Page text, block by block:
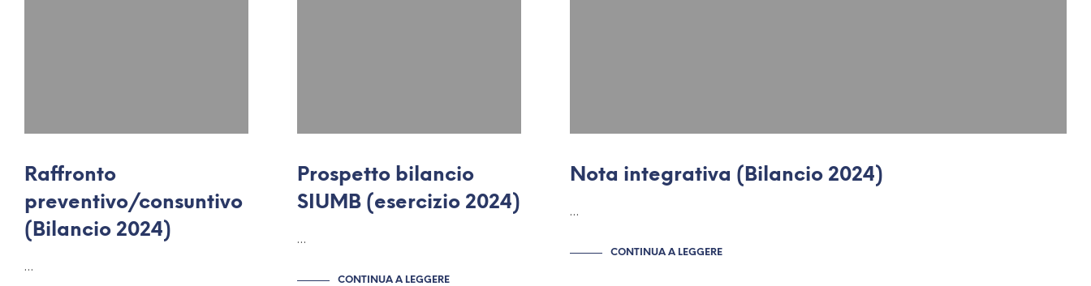
Raffronto
preventivo/consuntivo
(Bilancio 2024)
…
Prospetto bilancio
SIUMB (esercizio 2024)
…
CONTINUA A LEGGERE
Nota integrativa (Bilancio 2024)
…
CONTINUA A LEGGERE